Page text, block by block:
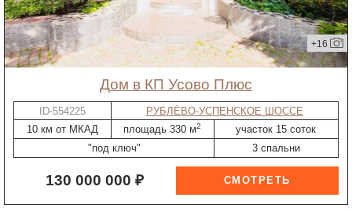
+16
дом в КП Усово Плюс
ID-554225
РУБЛЁВО-УСПЕНСКОЕ ШОССЕ
10 км от МКАД
площадь 330 м2
участок 15 соток
"под ключ"
3 спальни
130 000 000 ₽